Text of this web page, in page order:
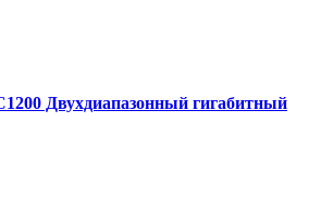
Двухдиапазонный гигабитный